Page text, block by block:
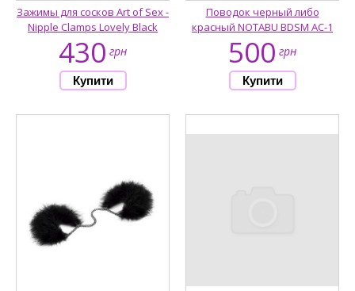
Зажимы для сосков Art of Sex -
Nipple Clamps Lovely Black
430 грн
Поводок черный либо
красный NOTABU BDSM AC-1
500 грн